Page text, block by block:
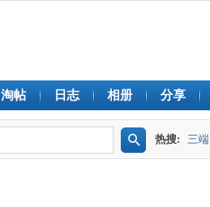
淘帖 日志 相册 分享
热搜: 三端